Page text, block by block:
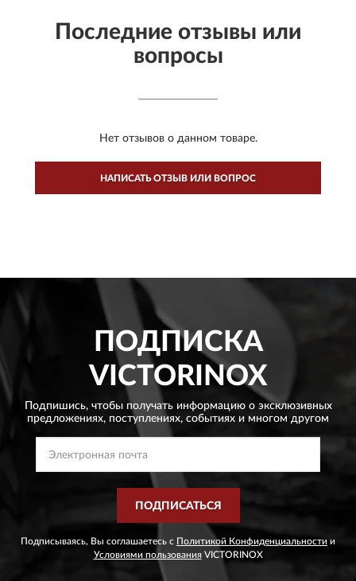
Последние отзывы или
вопросы
Нет отзывов о данном товаре.
НАПИСАТЬ ОТЗЫВ ИЛИ ВОПРОС
ПОДПИСКА
VICTORINOX
Подпишись, чтобы получать информацию о эксклюзивных
предложениях, поступлениях, событиях и многом другом
ПОДПИСАТЬСЯ
Подписываясь, Вы соглашаетесь с Политикой Конфиденциальности и
Условиями пользованияVICTORINOX